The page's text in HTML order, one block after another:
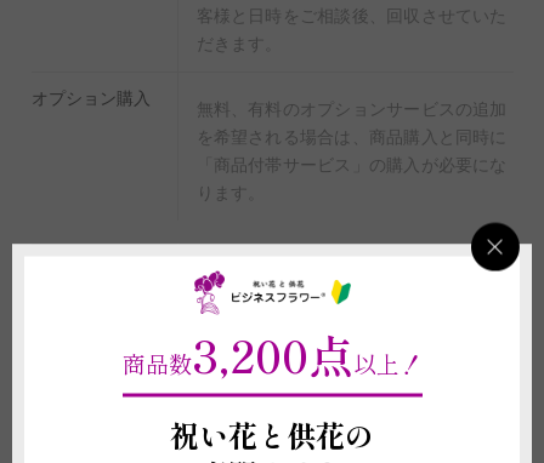
客様と日時をご相談後、回収させていた
だきます。
オプション購入
無料、有料のオプションサービスの追加
を希望される場合は、商品購入と同時に
「商品付帯サービス」の購入が必要にな
ります。
重要契約条件
商品に関わる重要な注意事項
(1)手持ち配送と宅配便でお花自体の高さ（お札を含めない高さ）が異なり
くことはできません。予めご了承くださいませ。
商品数3,200点以上！
祝い花と供花の